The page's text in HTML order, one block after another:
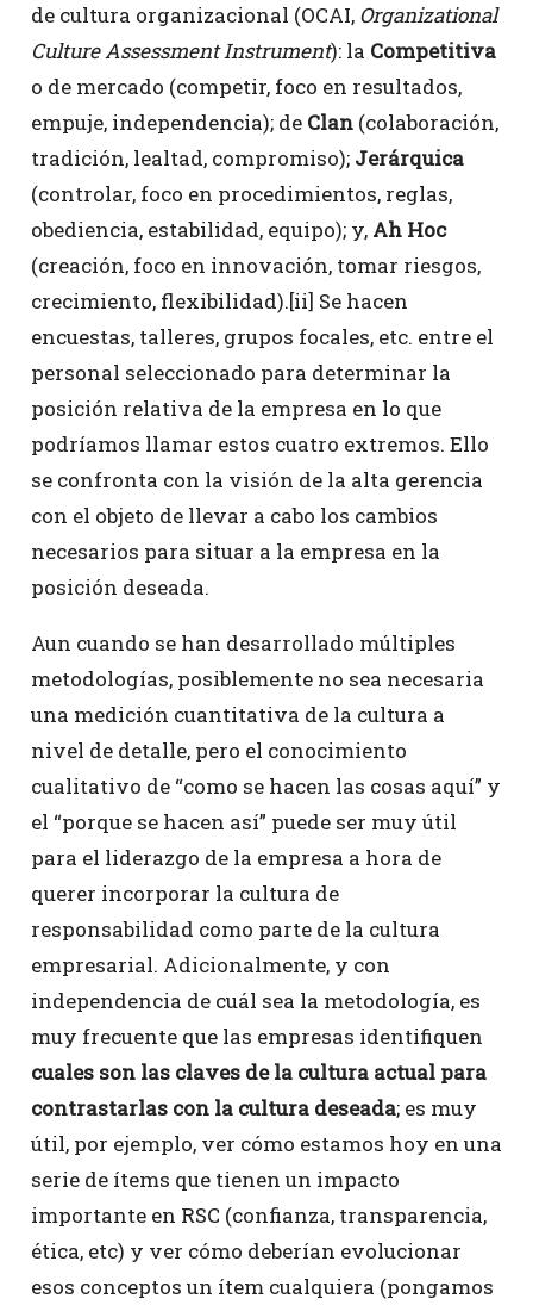
de cultura organizacional (OCAI, Organizational
Culture Assessment Instrument): la Competitiva
o de mercado (competir, foco en resultados,
empuje, independencia); de Clan (colaboración,
tradición, lealtad, compromiso); Jerárquica
(controlar, foco en procedimientos, reglas,
obediencia, estabilidad, equipo); y, Ah Hoc
(creación, foco en innovación, tomar riesgos,
crecimiento, flexibilidad).[ii] Se hacen
encuestas, talleres, grupos focales, etc. entre el
personal seleccionado para determinar la
posición relativa de la empresa en lo que
podríamos llamar estos cuatro extremos. Ello
se confronta con la visión de la alta gerencia
con el objeto de llevar a cabo los cambios
necesarios para situar a la empresa en la
posición deseada.
Aun cuando se han desarrollado múltiples
metodologías, posiblemente no sea necesaria
una medición cuantitativa de la cultura a
nivel de detalle, pero el conocimiento
cualitativo de “como se hacen las cosas aquí” y
el “porque se hacen así” puede ser muy útil
para el liderazgo de la empresa a hora de
querer incorporar la cultura de
responsabilidad como parte de la cultura
empresarial. Adicionalmente, y con
independencia de cuál sea la metodología, es
muy frecuente que las empresas identifiquen
cuales son las claves de la cultura actual para
contrastarlas con la cultura deseada; es muy
útil, por ejemplo, ver cómo estamos hoy en una
serie de ítems que tienen un impacto
importante en RSC (confianza, transparencia,
ética, etc) y ver cómo deberían evolucionar
esos conceptos un ítem cualquiera (pongamos